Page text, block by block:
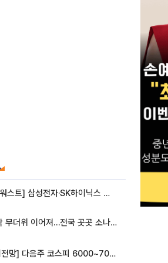
[베스트&워스트] 삼성전자·SK하이닉스 밀린 한 주…상상인증권은 85% 급등
35도 안팎 무더위 이어져…전국 곳곳 소나기 [오늘 날씨]
[주간증시전망] 다음주 코스피 6000~7000⋯“外人 수급은 정책이 변수”